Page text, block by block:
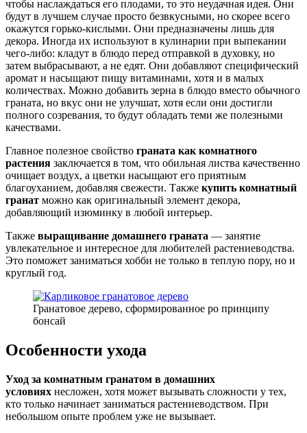
чтобы наслаждаться его плодами, то это неудачная идея. Они
будут в лучшем случае просто безвкусными, но скорее всего
окажутся горько-кислыми. Они предназначены лишь для
декора. Иногда их используют в кулинарии при выпекании
чего-либо: кладут в блюдо перед отправкой в духовку, но
затем выбрасывают, а не едят. Они добавляют специфический
аромат и насыщают пищу витаминами, хотя и в малых
количествах. Можно добавить зерна в блюдо вместо обычного
граната, но вкус они не улучшат, хотя если они достигли
полного созревания, то будут обладать теми же полезными
качествами.
Главное полезное свойство граната как комнатного
растения заключается в том, что обильная листва качественно
очищает воздух, а цветки насыщают его приятным
благоуханием, добавляя свежести. Также купить комнатный
гранат можно как оригинальный элемент декора,
добавляющий изюминку в любой интерьер.
Также выращивание домашнего граната — занятие
увлекательное и интересное для любителей растениеводства.
Это поможет заниматься хобби не только в теплую пору, но и
круглый год.
Гранатовое дерево, сформированное ро принципу
бонсай
Особенности ухода
Уход за комнатным гранатом в домашних
условиях несложен, хотя может вызывать сложности у тех,
кто только начинает заниматься растениеводством. При
небольшом опыте проблем уже не вызывает.